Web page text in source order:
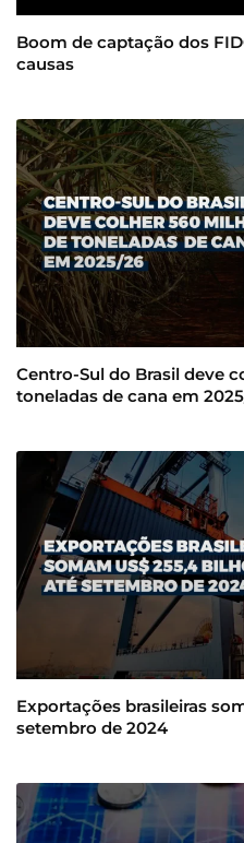
Boom de captação dos
causas
Centro-Sul do Brasil deve
toneladas de cana em
Exportações brasileiras
setembro de 2024